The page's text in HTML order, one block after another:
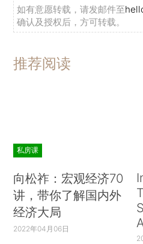
如有意愿转载，请发邮件至
确认及授权后，方可转载。
推荐阅读
私房课
向松祚：宏观经济70
讲，带你了解国内外
经济大局
2022年04月06日